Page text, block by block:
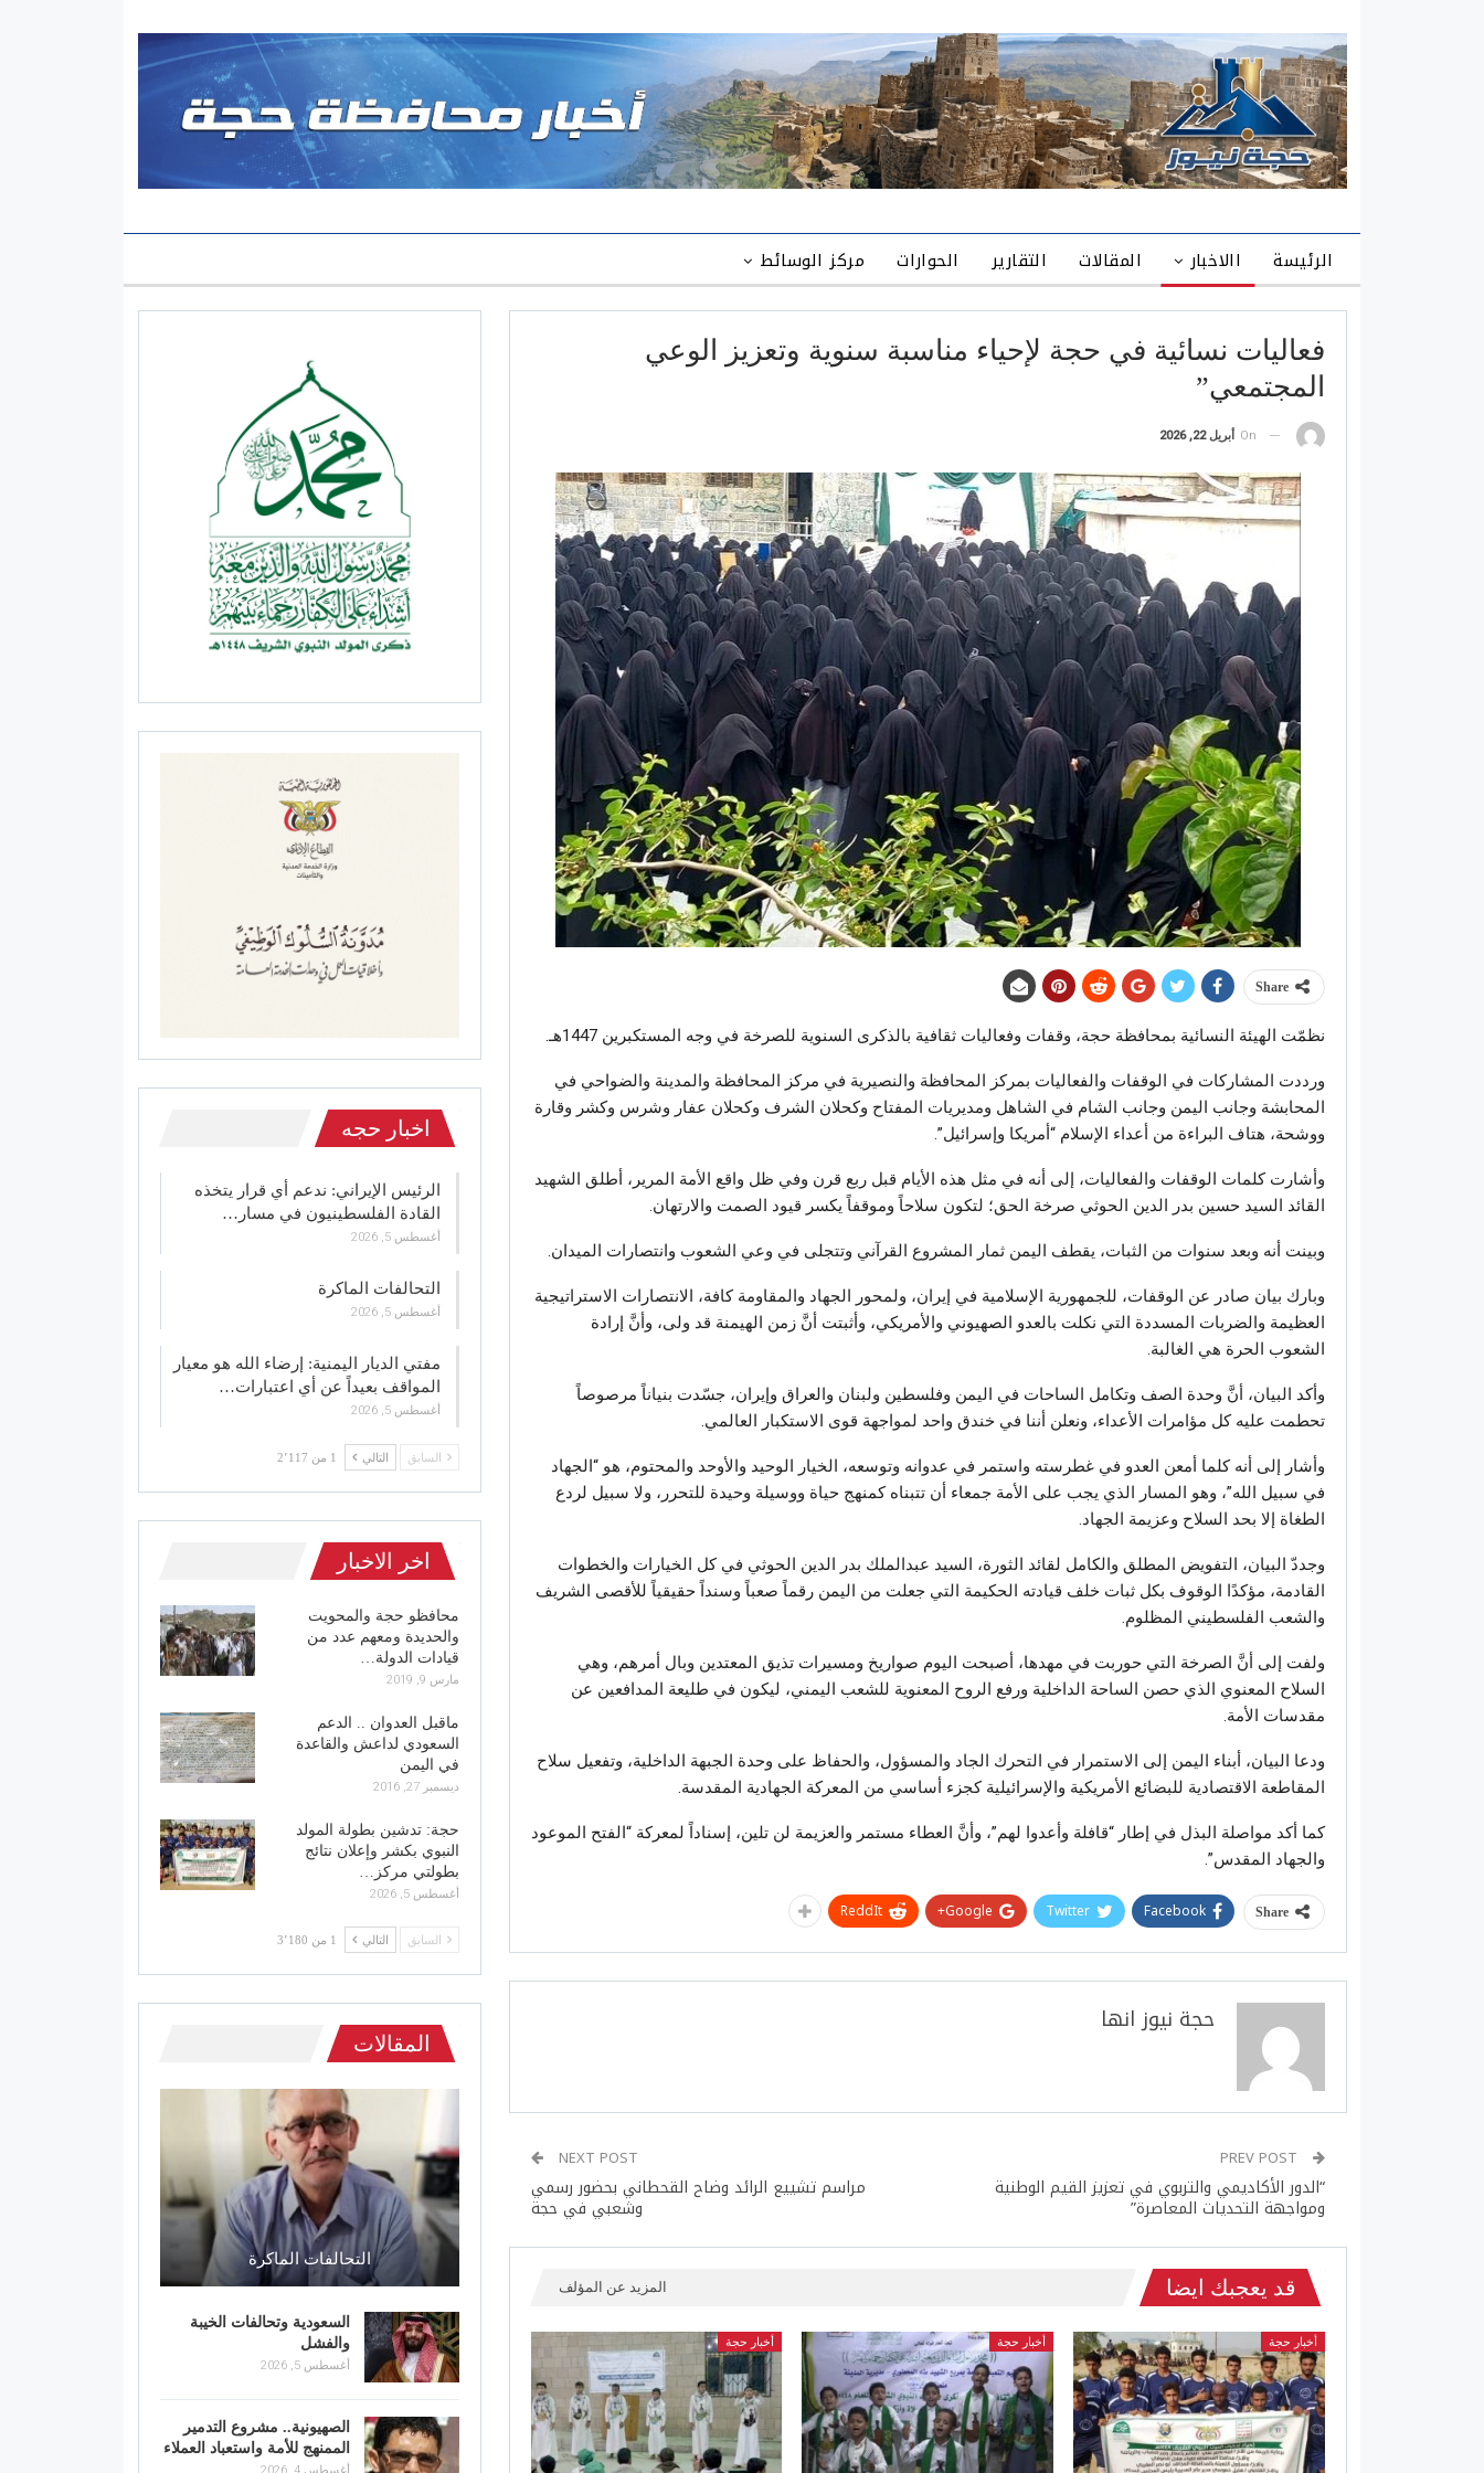
الرئيسة االاخبار المقالات التقارير الحوارات مركز الوسائط
فعاليات نسائية في حجة لإحياء مناسبة سنوية وتعزيز الوعي
المجتمعي”
On أبريل 22, 2026
Share
نظمّت الهيئة النسائية بمحافظة حجة، وقفات وفعاليات ثقافية بالذكرى السنوية للصرخة في وجه المستكبرين 1447هـ.
ورددت المشاركات في الوقفات والفعاليات بمركز المحافظة والنصيرية في مركز المحافظة والمدينة والضواحي في
المحابشة وجانب اليمن وجانب الشام في الشاهل ومديريات المفتاح وكحلان الشرف وكحلان عفار وشرس وكشر وقارة
ووشحة، هتاف البراءة من أعداء الإسلام “أمريكا وإسرائيل”.
وأشارت كلمات الوقفات والفعاليات، إلى أنه في مثل هذه الأيام قبل ربع قرن وفي ظل واقع الأمة المرير، أطلق الشهيد
القائد السيد حسين بدر الدين الحوثي صرخة الحق؛ لتكون سلاحاً وموقفاً يكسر قيود الصمت والارتهان.
وبينت أنه وبعد سنوات من الثبات، يقطف اليمن ثمار المشروع القرآني وتتجلى في وعي الشعوب وانتصارات الميدان.
وبارك بيان صادر عن الوقفات، للجمهورية الإسلامية في إيران، ولمحور الجهاد والمقاومة كافة، الانتصارات الاستراتيجية
العظيمة والضربات المسددة التي نكلت بالعدو الصهيوني والأمريكي، وأثبتت أنَّ زمن الهيمنة قد ولى، وأنَّ إرادة
الشعوب الحرة هي الغالبة.
وأكد البيان، أنَّ وحدة الصف وتكامل الساحات في اليمن وفلسطين ولبنان والعراق وإيران، جسّدت بنياناً مرصوصاً
تحطمت عليه كل مؤامرات الأعداء، ونعلن أننا في خندق واحد لمواجهة قوى الاستكبار العالمي.
وأشار إلى أنه كلما أمعن العدو في غطرسته واستمر في عدوانه وتوسعه، الخيار الوحيد والأوحد والمحتوم، هو “الجهاد
في سبيل الله”، وهو المسار الذي يجب على الأمة جمعاء أن تتبناه كمنهج حياة ووسيلة وحيدة للتحرر، ولا سبيل لردع
الطغاة إلا بحد السلاح وعزيمة الجهاد.
وجددّ البيان، التفويض المطلق والكامل لقائد الثورة، السيد عبدالملك بدر الدين الحوثي في كل الخيارات والخطوات
القادمة، مؤكدًا الوقوف بكل ثبات خلف قيادته الحكيمة التي جعلت من اليمن رقماً صعباً وسنداً حقيقياً للأقصى الشريف
والشعب الفلسطيني المظلوم.
ولفت إلى أنَّ الصرخة التي حوربت في مهدها، أصبحت اليوم صواريخ ومسيرات تذيق المعتدين وبال أمرهم، وهي
السلاح المعنوي الذي حصن الساحة الداخلية ورفع الروح المعنوية للشعب اليمني، ليكون في طليعة المدافعين عن
مقدسات الأمة.
ودعا البيان، أبناء اليمن إلى الاستمرار في التحرك الجاد والمسؤول، والحفاظ على وحدة الجبهة الداخلية، وتفعيل سلاح
المقاطعة الاقتصادية للبضائع الأمريكية والإسرائيلية كجزء أساسي من المعركة الجهادية المقدسة.
كما أكد مواصلة البذل في إطار “قافلة وأعدوا لهم”، وأنَّ العطاء مستمر والعزيمة لن تلين، إسناداً لمعركة “الفتح الموعود
والجهاد المقدس”.
Share
Facebook
Twitter
Google+
ReddIt
حجة نيوز انها
“الدور الأكاديمي والتربوي في تعزيز القيم الوطنية
ومواجهة التحديات المعاصرة”
NEXT POST
مراسم تشييع الرائد وضاح القحطاني بحضور رسمي
وشعبي في حجة
قد يعجبك ايضا المزيد عن المؤلف
أخبار حجة أخبار حجة أخبار حجة
اخبار حجه
الرئيس الإيراني: ندعم أي قرار يتخذه
القادة الفلسطينيون في مسار…
أغسطس 5, 2026
التحالفات الماكرة
أغسطس 5, 2026
مفتي الديار اليمنية: إرضاء الله هو معيار
المواقف بعيداً عن أي اعتبارات…
أغسطس 5, 2026
السابق التالي 1 من 2٬117
اخر الاخبار
محافظو حجة والمحويت
والحديدة ومعهم عدد من
قيادات الدولة…
مارس 9, 2019
ماقبل العدوان .. الدعم
السعودي لداعش والقاعدة
في اليمن
ديسمبر 27, 2016
حجة: تدشين بطولة المولد
النبوي بكشر وإعلان نتائج
بطولتي مركز…
أغسطس 5, 2026
السابق التالي 1 من 3٬180
المقالات
التحالفات الماكرة
السعودية وتحالفات الخيبة
والفشل
أغسطس 5, 2026
الصهيونية.. مشروع التدمير
الممنهج للأمة واستعباد العملاء
أغسطس 4, 2026